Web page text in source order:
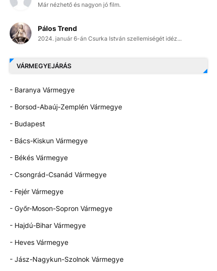
Már nézhető és nagyon jó film.
Pálos Trend
2024. január 6-án Csurka István szellemiségét idéz...
VÁRMEGYEJÁRÁS
- Baranya Vármegye
- Borsod-Abaúj-Zemplén Vármegye
- Budapest
- Bács-Kiskun Vármegye
- Békés Vármegye
- Csongrád-Csanád Vármegye
- Fejér Vármegye
- Győr-Moson-Sopron Vármegye
- Hajdú-Bihar Vármegye
- Heves Vármegye
- Jász-Nagykun-Szolnok Vármegye